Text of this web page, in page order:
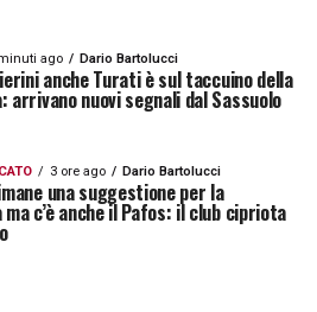
ago Dario Bartolucci
anche Turati è sul taccuino della
arrivano nuovi segnali dal Sassuolo
3 ore ago Dario Bartolucci
una suggestione per la
ma c’è anche il Pafos: il club cipriota